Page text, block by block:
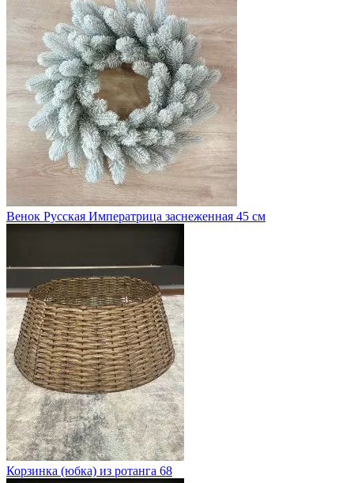
Венок Русская Императрица заснеженная 45 см
Корзинка (юбка) из ротанга 68